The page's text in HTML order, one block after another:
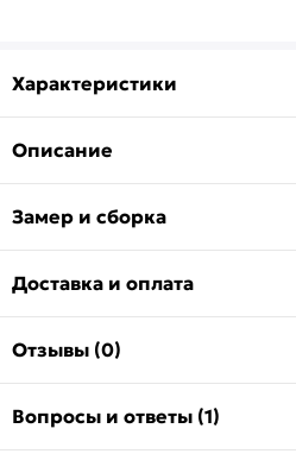
Характеристики
Описание
Замер и сборка
Доставка и оплата
Отзывы (0)
Вопросы и ответы (1)